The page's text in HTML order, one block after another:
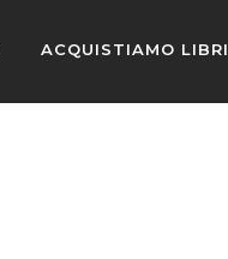
ACQUISTIAMO LIBRI